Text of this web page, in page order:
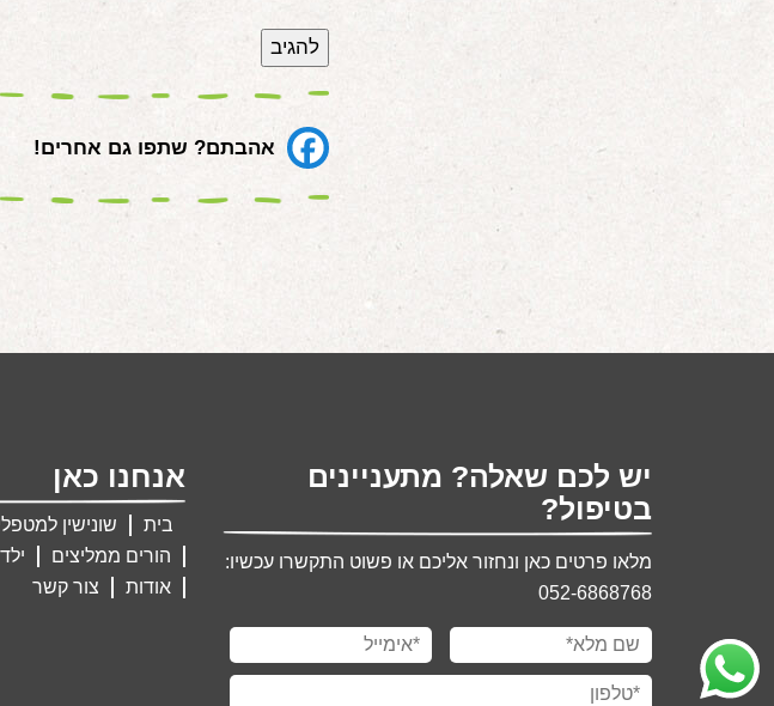
אהבתם? שתפו גם אחרים!
יש לכם שאלה? מתעניינים
בטיפול?
מלאו פרטים כאן ונחזור אליכם או פשוט התקשרו עכשיו:
052-6868768
אנחנו כאן
בית שונישין
הורים ממליצים
אודות
צור קשר